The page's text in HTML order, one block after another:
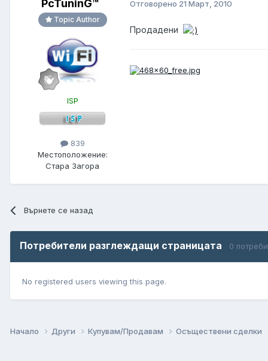
PcTuninG™
Topic Author
ISP
839
Местоположение:
Стара Загора
Отговорено 21 Март, 2010
Продадени
Върнете се назад
Потребители разглеждащи страницата 0
No registered users viewing this page.
Начало Други Купувам/Продавам Осъществени сделки